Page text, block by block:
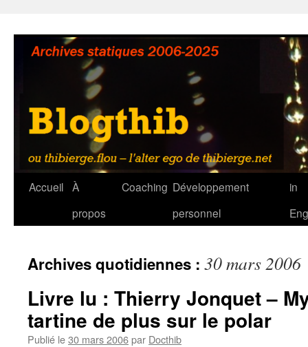
contenu
Accueil À
propos
Coaching Développement
personnel
in
Archives quotidiennes : 30 mars 2006
Livre lu : Thierry Jonquet –
tartine de plus sur le polar
Publié le30 mars 2006par Docthib